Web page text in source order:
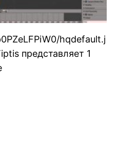
hqdefault.j
представляет 1